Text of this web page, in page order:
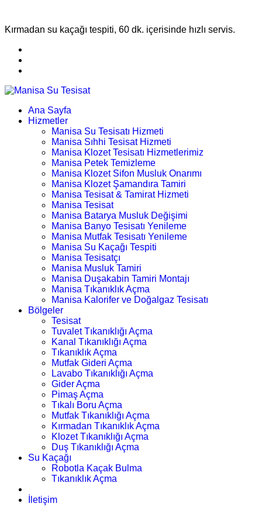
Kırmadan su kaçağı tespiti, 60 dk. içerisinde hızlı servis.
Ana Sayfa
Hizmetler
Manisa Su Tesisatı Hizmeti
Manisa Sıhhi Tesisat Hizmeti
Manisa Klozet Tesisatı Hizmetlerimiz
Manisa Petek Temizleme
Manisa Klozet Sifon Musluk Onarımı
Manisa Klozet Şamandıra Tamiri
Manisa Tesisat & Tamirat Hizmeti
Manisa Tesisat
Manisa Batarya Musluk Değişimi
Manisa Banyo Tesisatı Yenileme
Manisa Mutfak Tesisatı Yenileme
Manisa Su Kaçağı Tespiti
Manisa Tesisatçı
Manisa Musluk Tamiri
Manisa Duşakabin Tamiri Montajı
Manisa Tıkanıklık Açma
Manisa Kalorifer ve Doğalgaz Tesisatı
Bölgeler
Tesisat
Tuvalet Tıkanıklığı Açma
Kanal Tıkanıklığı Açma
Tıkanıklık Açma
Mutfak Gideri Açma
Lavabo Tıkanıklığı Açma
Gider Açma
Pimaş Açma
Tıkalı Boru Açma
Mutfak Tıkanıklığı Açma
Kırmadan Tıkanıklık Açma
Klozet Tıkanıklığı Açma
Duş Tıkanıklığı Açma
Su Kaçağı
Robotla Kaçak Bulma
Tıkanıklık Açma
İletişim